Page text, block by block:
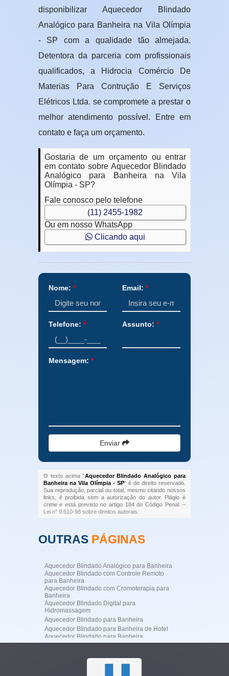
disponibilizar Aquecedor Blindado
Analógico para Banheira na Vila Olímpia
- SP com a qualidade tão almejada.
Detentora da parceria com profissionais
qualificados, a Hidrocia Comércio De
Materias Para Contrução E Serviços
Elétricos Ltda. se compromete a prestar o
melhor atendimento possível. Entre em
contato e faça um orçamento.
Gostaria de um orçamento ou entrar
em contato sobre Aquecedor Blindado
Analógico para Banheira na Vila
Olímpia - SP?
Fale conosco pelo telefone
(11) 2455-1982
Ou em nosso WhatsApp
Clicando aqui
Nome: * Email: *
Telefone: * Assunto: *
Mensagem: *
Enviar
O texto acima "Aquecedor Blindado Analógico para
Banheira na Vila Olímpia - SP" é de direito reservado.
Sua reprodução, parcial ou total, mesmo citando nossos
links, é proibida sem a autorização do autor. Plágio é
crime e está previsto no artigo 184 do Código Penal. –
Lei n° 9.610-98 sobre direitos autorais
OUTRAS PÁGINAS
Aquecedor Blindado Analógico para Banheira
Aquecedor Blindado com Controle Remoto
para Banheira
Aquecedor Blindado com Cromoterapia para
Banheira
Aquecedor Blindado Digital para
Hidromassagem
Aquecedor Blindado para Banheira
Aquecedor Blindado para Banheira de Hotel
Aquecedor Blindado para Banheira
Profissional
Residencial de Luxo